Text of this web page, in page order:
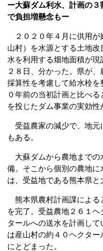
ー大蘇ダム利水、計画の
で負担増懸念もー
２０２０年４月に供用が
山村）を水源とする土地
水を利用する畑地面積が
２８日、分かった。県が
採算性を考慮して給水栓を
０年前の当初計画と比べ
を投じたダム事業の実効性
受益農家の減少で、地元
もある。
大蘇ダムから農地までの
備。そこから個別の農地
は、受益地である熊本県と
熊本県農村計画課による
を完了。受益農地２６１
タールへの送水を計画し
は産山村の約４０ヘクタ
にとどまった。